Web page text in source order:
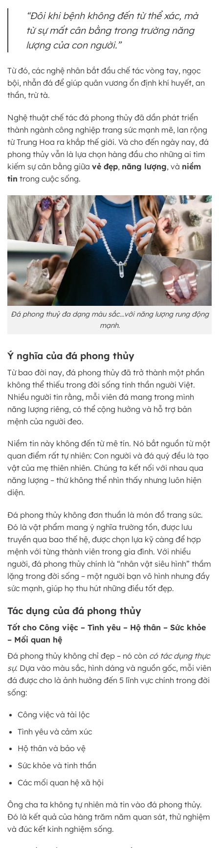
“Đôi khi bệnh không đến từ thể xác, mà
từ sự mất cân bằng trong trường năng
lượng của con người.”
Từ đó, các nghệ nhân bắt đầu chế tác vòng tay, ngọc
bội, nhẫn đá để giúp quân vương ổn định khí huyết, an
thần, trừ tà.
Nghệ thuật chế tác đá phong thủy đã dần phát triển
thành ngành công nghiệp trang sức mạnh mẽ, lan rộng
từ Trung Hoa ra khắp thế giới. Và cho đến ngày nay, đá
phong thủy vẫn là lựa chọn hàng đầu cho những ai tìm
kiếm sự cân bằng giữa vẻ đẹp, năng lượng, và niềm
tin trong cuộc sống.
Đá phong thuỷ đa dạng màu sắc…với năng lượng rung động
mạnh.
Ý nghĩa của đá phong thủy
Từ bao đời nay, đá phong thủy đã trở thành một phần
không thể thiếu trong đời sống tinh thần người Việt.
Nhiều người tin rằng, mỗi viên đá mang trong mình
năng lượng riêng, có thể cộng hưởng và hỗ trợ bản
mệnh của người đeo.
Niềm tin này không đến từ mê tín. Nó bắt nguồn từ một
quan điểm rất tự nhiên: Con người và đá quý đều là tạo
vật của mẹ thiên nhiên. Chúng ta kết nối với nhau qua
năng lượng – thứ không thể nhìn thấy nhưng luôn hiện
diện.
Đá phong thủy không đơn thuần là món đồ trang sức.
Đó là vật phẩm mang ý nghĩa trường tồn, được lưu
truyền qua bao thế hệ, được chọn lựa kỹ càng để hợp
mệnh với từng thành viên trong gia đình. Với nhiều
người, đá phong thủy chính là “nhân vật siêu hình” thầm
lặng trong đời sống – một người bạn vô hình nhưng đầy
sức mạnh, giúp họ thu hút những điều tốt đẹp.
Tác dụng của đá phong thủy
Tốt cho Công việc – Tình yêu – Hộ thân – Sức khỏe
– Mối quan hệ
Đá phong thủy không chỉ đẹp – nó còn có tác dụng thực
sự. Dựa vào màu sắc, hình dáng và nguồn gốc, mỗi viên
đá được cho là ảnh hưởng đến 5 lĩnh vực chính trong đời
sống:
Công việc và tài lộc
Tình yêu và cảm xúc
Hộ thân và bảo vệ
Sức khỏe và tinh thần
Các mối quan hệ xã hội
Ông cha ta không tự nhiên mà tin vào đá phong thủy.
Đó là kết quả của hàng trăm năm quan sát, thử nghiệm
và đúc kết kinh nghiệm sống.